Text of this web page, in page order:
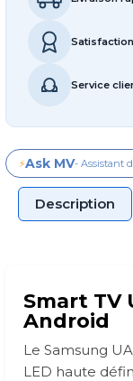
Service
⚡Ask MV- Assistant
Description
Smart TV
Android
Le Samsung
LED haute